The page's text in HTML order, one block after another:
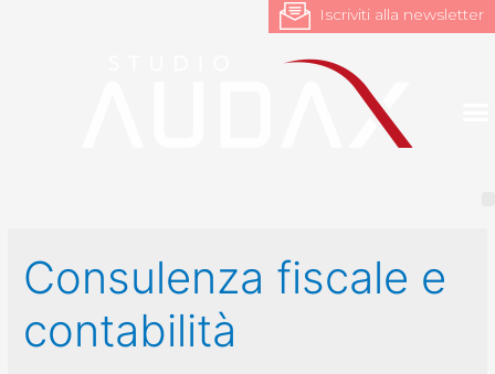
Iscriviti alla newsletter
Consulenza fiscale e
contabilità